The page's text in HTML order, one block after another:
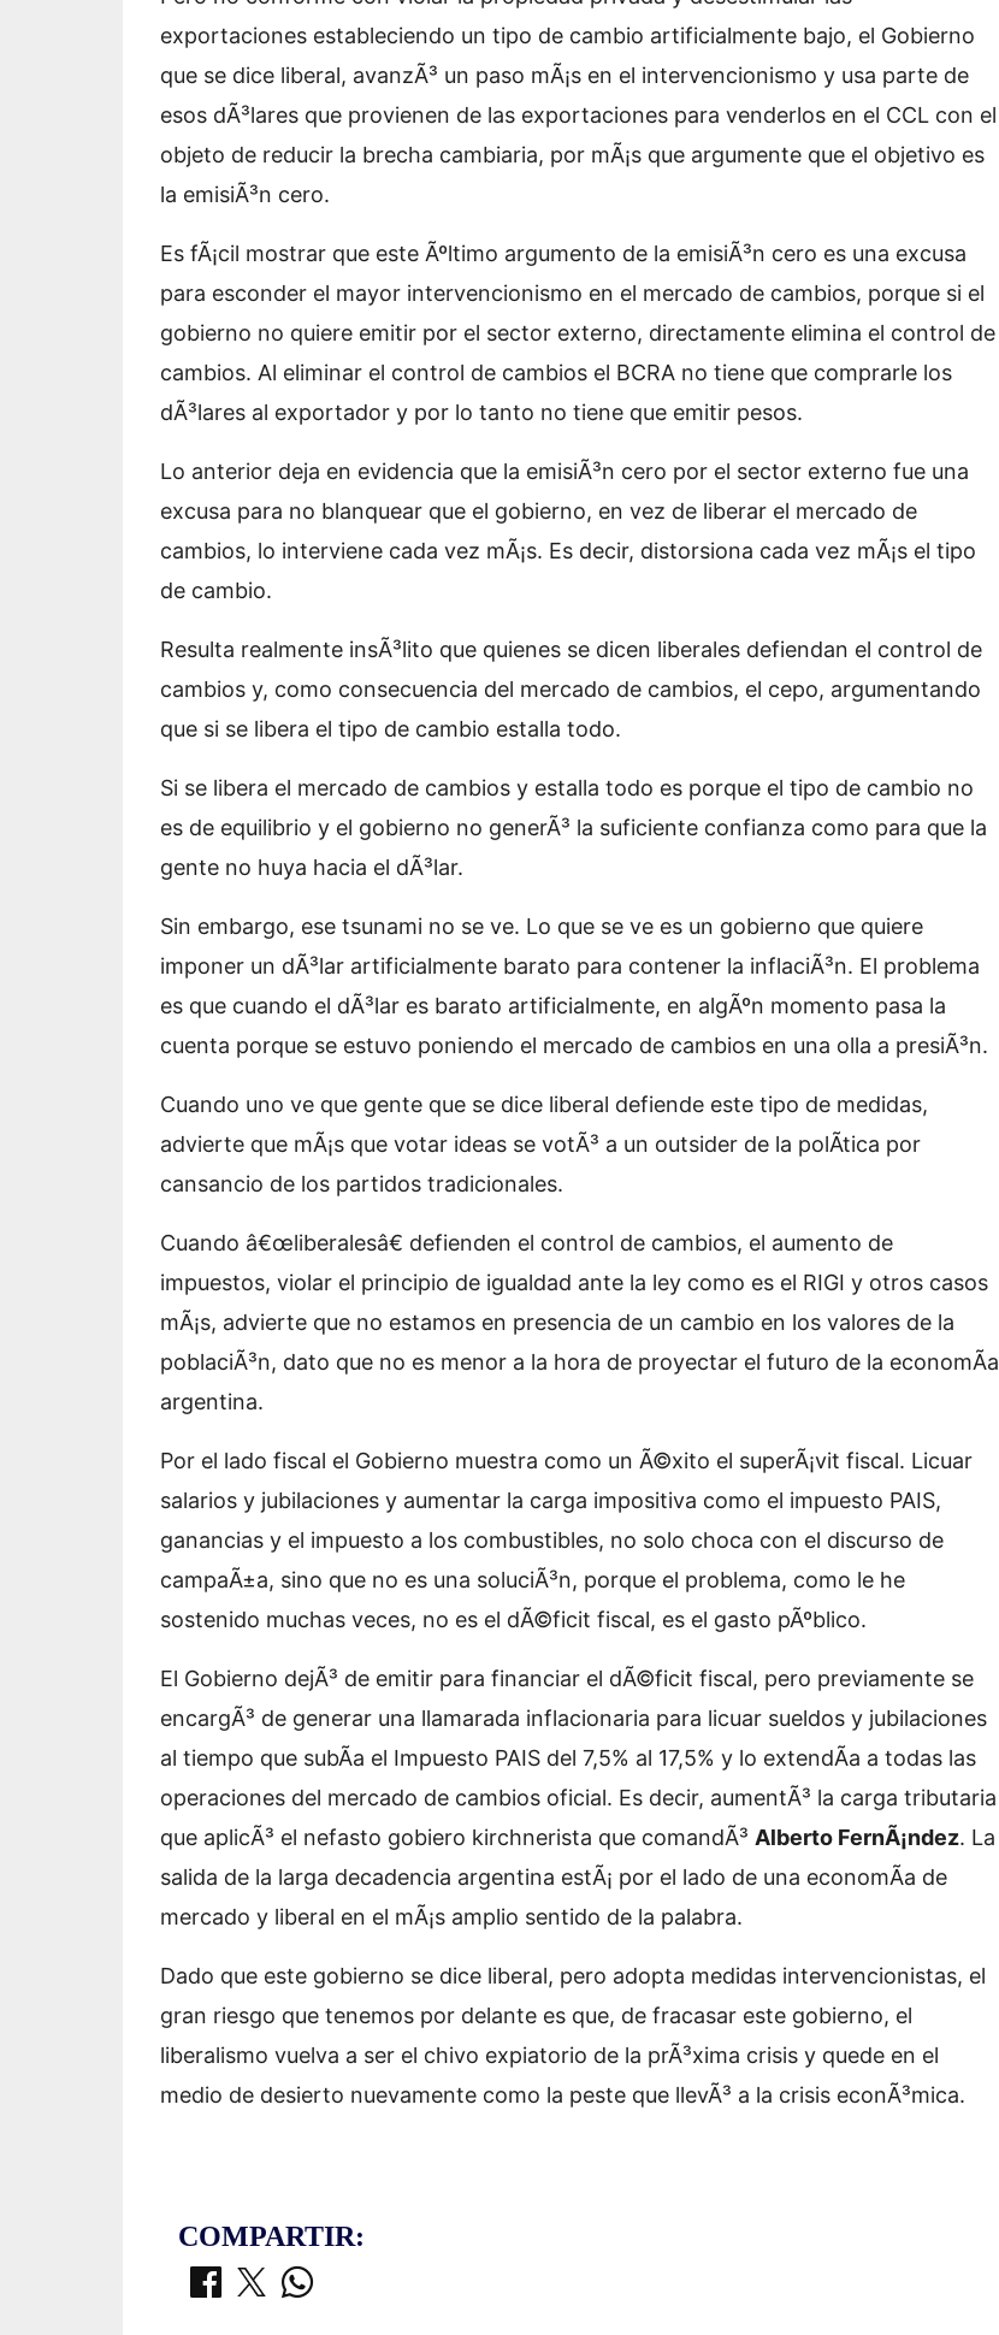
exportaciones estableciendo un tipo de cambio artificialmente bajo, el Gobierno
que se dice liberal, avanzÃ³ un paso mÃ¡s en el intervencionismo y usa parte de
esos dÃ³lares que provienen de las exportaciones para venderlos en el CCL con el
objeto de reducir la brecha cambiaria, por mÃ¡s que argumente que el objetivo es
la emisiÃ³n cero.
Es fÃ¡cil mostrar que este Ãºltimo argumento de la emisiÃ³n cero es una excusa
para esconder el mayor intervencionismo en el mercado de cambios, porque si el
gobierno no quiere emitir por el sector externo, directamente elimina el control de
cambios. Al eliminar el control de cambios el BCRA no tiene que comprarle los
dÃ³lares al exportador y por lo tanto no tiene que emitir pesos.
Lo anterior deja en evidencia que la emisiÃ³n cero por el sector externo fue una
excusa para no blanquear que el gobierno, en vez de liberar el mercado de
cambios, lo interviene cada vez mÃ¡s. Es decir, distorsiona cada vez mÃ¡s el tipo
de cambio.
Resulta realmente insÃ³lito que quienes se dicen liberales defiendan el control de
cambios y, como consecuencia del mercado de cambios, el cepo, argumentando
que si se libera el tipo de cambio estalla todo.
Si se libera el mercado de cambios y estalla todo es porque el tipo de cambio no
es de equilibrio y el gobierno no generÃ³ la suficiente confianza como para que la
gente no huya hacia el dÃ³lar.
Sin embargo, ese tsunami no se ve. Lo que se ve es un gobierno que quiere
imponer un dÃ³lar artificialmente barato para contener la inflaciÃ³n. El problema
es que cuando el dÃ³lar es barato artificialmente, en algÃºn momento pasa la
cuenta porque se estuvo poniendo el mercado de cambios en una olla a presiÃ³n.
Cuando uno ve que gente que se dice liberal defiende este tipo de medidas,
advierte que mÃ¡s que votar ideas se votÃ³ a un outsider de la polÃ­tica por
cansancio de los partidos tradicionales.
Cuando â€œliberalesâ€ defienden el control de cambios, el aumento de
impuestos, violar el principio de igualdad ante la ley como es el RIGI y otros casos
mÃ¡s, advierte que no estamos en presencia de un cambio en los valores de la
poblaciÃ³n, dato que no es menor a la hora de proyectar el futuro de la economÃ­a
argentina.
Por el lado fiscal el Gobierno muestra como un Ã©xito el superÃ¡vit fiscal. Licuar
salarios y jubilaciones y aumentar la carga impositiva como el impuesto PAIS,
ganancias y el impuesto a los combustibles, no solo choca con el discurso de
campaÃ±a, sino que no es una soluciÃ³n, porque el problema, como le he
sostenido muchas veces, no es el dÃ©ficit fiscal, es el gasto pÃºblico.
El Gobierno dejÃ³ de emitir para financiar el dÃ©ficit fiscal, pero previamente se
encargÃ³ de generar una llamarada inflacionaria para licuar sueldos y jubilaciones
al tiempo que subÃ­a el Impuesto PAIS del 7,5% al 17,5% y lo extendÃ­a a todas las
operaciones del mercado de cambios oficial. Es decir, aumentÃ³ la carga tributaria
que aplicÃ³ el nefasto gobiero kirchnerista que comandÃ³ Alberto FernÃ¡ndez. La
salida de la larga decadencia argentina estÃ¡ por el lado de una economÃ­a de
mercado y liberal en el mÃ¡s amplio sentido de la palabra.
Dado que este gobierno se dice liberal, pero adopta medidas intervencionistas, el
gran riesgo que tenemos por delante es que, de fracasar este gobierno, el
liberalismo vuelva a ser el chivo expiatorio de la prÃ³xima crisis y quede en el
medio de desierto nuevamente como la peste que llevÃ³ a la crisis econÃ³mica.
COMPARTIR: